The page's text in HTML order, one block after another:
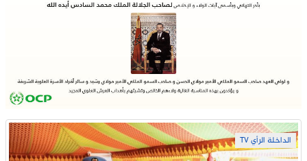
الداخلة الرأي TV